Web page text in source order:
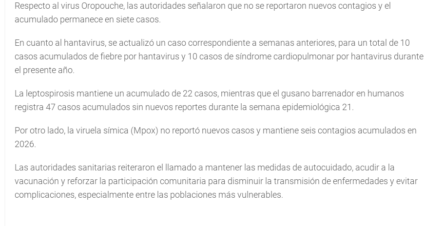
Respecto al virus Oropouche, las autoridades señalaron que no se reportaron nuevos contagios y el
acumulado permanece en siete casos.
En cuanto al hantavirus, se actualizó un caso correspondiente a semanas anteriores, para un total de 10
casos acumulados de fiebre por hantavirus y 10 casos de síndrome cardiopulmonar por hantavirus durante
el presente año.
La leptospirosis mantiene un acumulado de 22 casos, mientras que el gusano barrenador en humanos
registra 47 casos acumulados sin nuevos reportes durante la semana epidemiológica 21.
Por otro lado, la viruela símica (Mpox) no reportó nuevos casos y mantiene seis contagios acumulados en
2026.
Las autoridades sanitarias reiteraron el llamado a mantener las medidas de autocuidado, acudir a la
vacunación y reforzar la participación comunitaria para disminuir la transmisión de enfermedades y evitar
complicaciones, especialmente entre las poblaciones más vulnerables.